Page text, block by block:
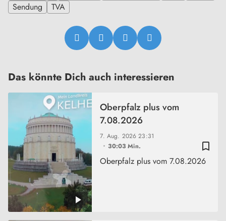
Sendung
TVA
Das könnte Dich auch interessieren
bookmark_border
7. Aug. 202623:31
30:03 Min.
Oberpfalz plus vom
7.08.2026
Oberpfalz plus vom 7.08.2026